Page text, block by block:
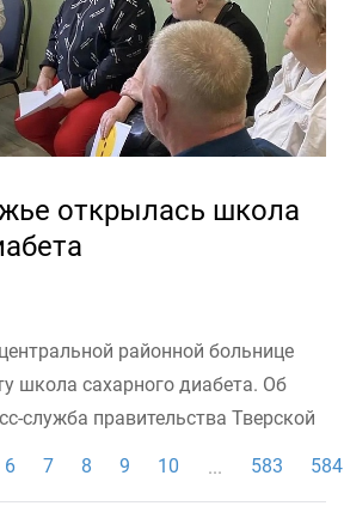
не существует меньшего
большим предложением
старомодные сербы, которые не
новшеств, а держатся...
открылась школа
районной больнице
школа сахарного диабета. Об
служба правительства Тверской
6 7 8 9 10 ... 583 584